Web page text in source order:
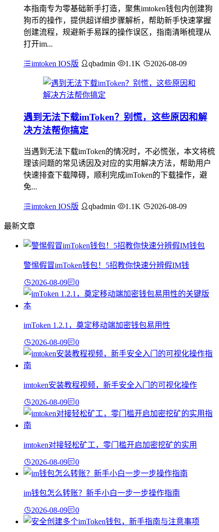
本指南专为零基础新手打造，聚焦imtoken钱包内创建狗
狗币的操作，提供超详细步骤解析，帮助新手快速掌握
创建流程，规避新手易踩的操作误区，指南清晰梳理从
打开im...
imtoken IOS版 qbadmin 1.1K 2026-08-09
遇到无法下载imToken？别慌，这些原因和解
决方法帮你搞定
当遇到无法下载imToken的情况时，不必慌张，本文将梳
理该问题的常见诱因及对应的实用解决方法，帮助用户
快速排查下载障碍，顺利完成imToken的下载操作，避
免...
imtoken IOS版 qbadmin 1.1K 2026-08-09
最新文章
警惕假冒imToken钱包！5招教你快速分辨假IM钱
2026-08-09 0
imToken 1.2.1，奠定移动端加密钱包易用性
2026-08-09 0
imtoken安装教程视频，新手安全入门的可视化操作
2026-08-09 0
imtoken对接轻松矿工，零门槛开启加密挖矿的实用
2026-08-09 0
im钱包怎么转账？新手小白一步一步操作指南
2026-08-09 0